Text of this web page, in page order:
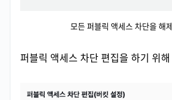
모든 퍼블릭 액세스 차단을 해
퍼블릭 액세스 차단 편집을 하기 위